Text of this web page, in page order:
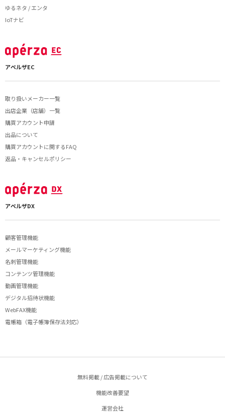
ゆるネタ / エンタ
IoTナビ
アペルザEC
取り扱いメーカー一覧
出店企業（店舗）一覧
購買アカウント申請
出品について
購買アカウントに関するFAQ
返品・キャンセルポリシー
アペルザDX
顧客管理機能
メールマーケティング機能
名刺管理機能
コンテンツ管理機能
動画管理機能
デジタル招待状機能
WebFAX機能
電帳箱（電子帳簿保存法対応）
無料掲載 / 広告掲載について
機能改善要望
運営会社